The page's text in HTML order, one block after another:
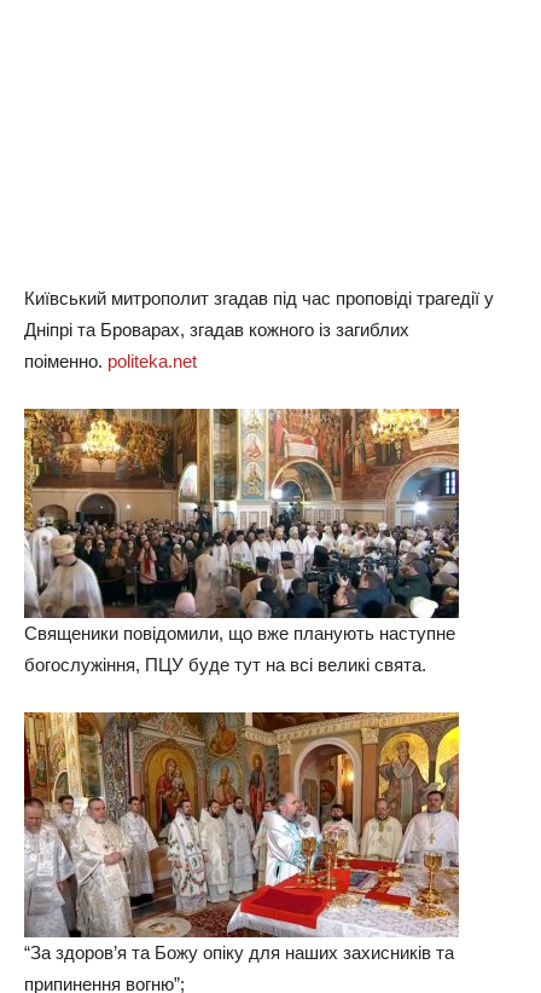
Київський митрополит згадав під час проповіді трагедії у
Дніпрі та Броварах, згадав кожного із загиблих
поіменно. politeka.net
Священики повідомили, що вже планують наступне
богослужіння, ПЦУ буде тут на всі великі свята.
“За здоров’я та Божу опіку для наших захисників та
припинення вогню”;